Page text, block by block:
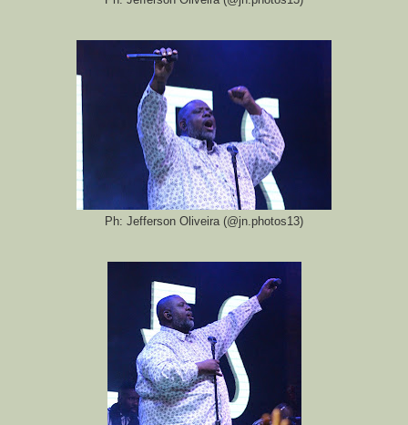
Ph: Jefferson Oliveira (@jn.photos13)